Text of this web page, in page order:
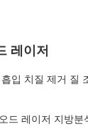
레이저
입 치질 제거 질
드 레이저 지방분